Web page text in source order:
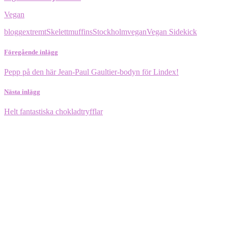
Vegan
bloggextremtSkelettmuffinsStockholmveganVegan Sidekick
Föregående inlägg
Pepp på den här Jean-Paul Gaultier-bodyn för Lindex!
Nästa inlägg
Helt fantastiska chokladtryfflar